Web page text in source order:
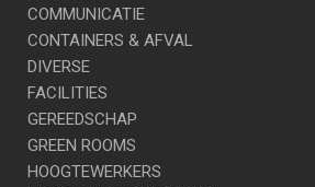
COMMUNICATIE
CONTAINERS & AFVAL
DIVERSE
FACILITIES
GEREEDSCHAP
GREEN ROOMS
HOOGTEWERKERS